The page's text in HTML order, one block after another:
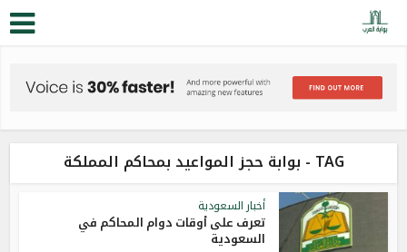
TAG - بوابة حجز المواعيد بمحاكم المملكة
أخبار السعودية
تعرف على أوقات دوام المحاكم في
السعودية